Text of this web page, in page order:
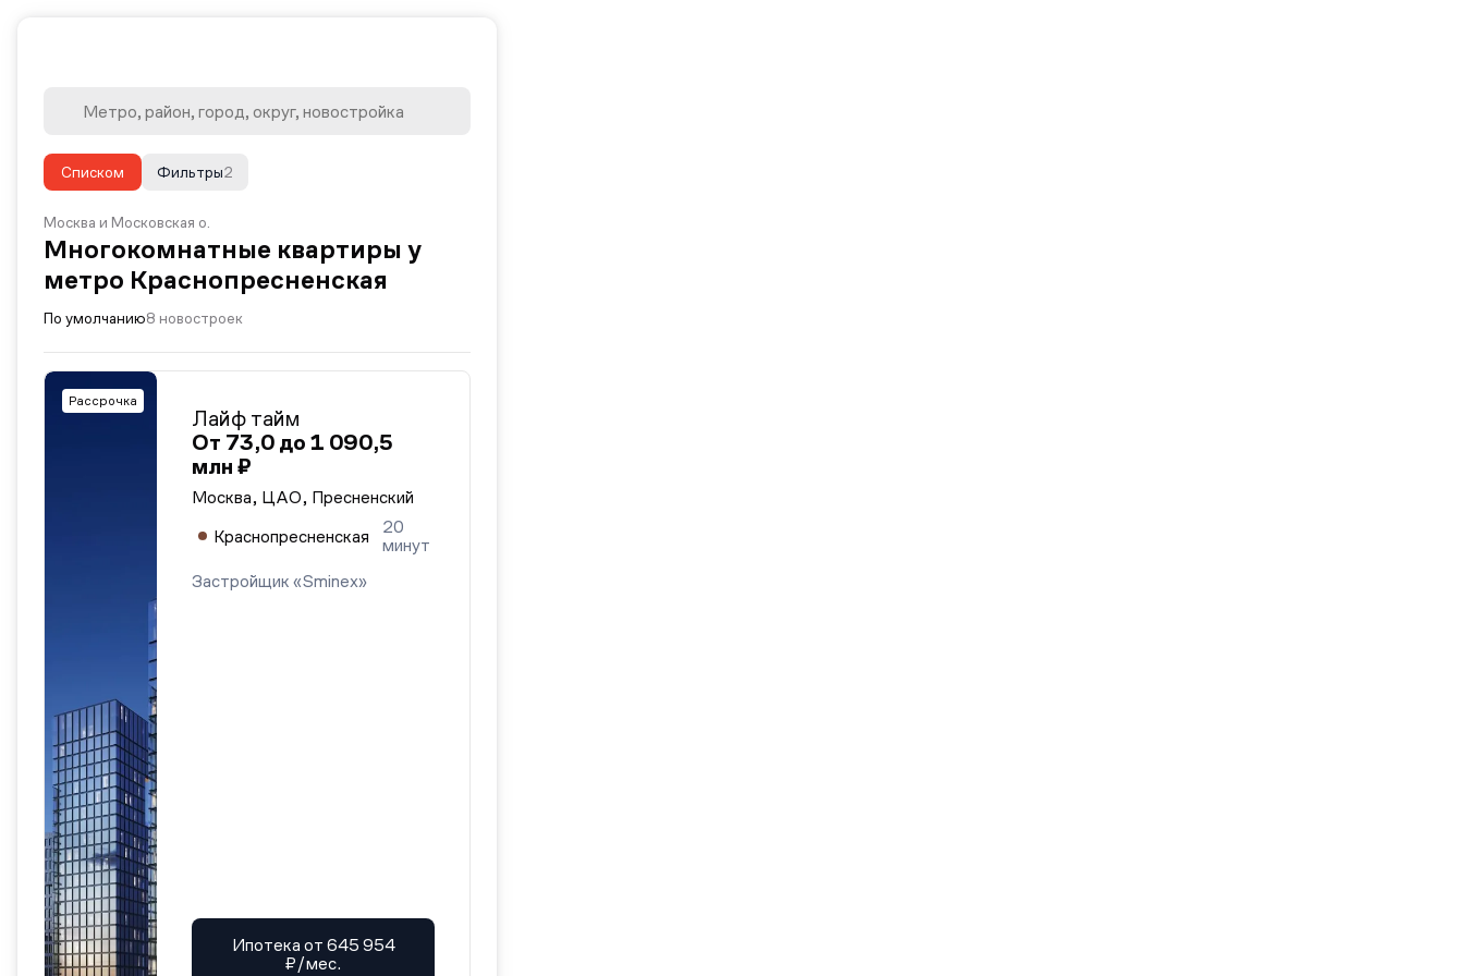
Списком 2
Фильтры
Москва и Московская о.
Многокомнатные квартиры у
метро Краснопресненская
По умолчанию8 новостроек
Рассрочка
Лайф тайм
От 73,0 до 1 090,5
млн ₽
Москва, ЦАО, Пресненский
Краснопресненская
20
минут
Застройщик «Sminex»
Ипотека от 645 954
₽/мес.